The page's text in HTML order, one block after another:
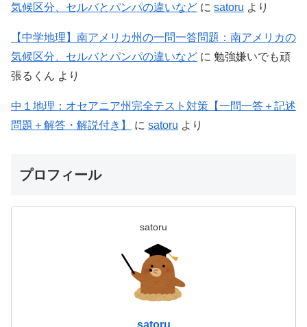
気候区分、セルバとパンパの違いなど に satoru より
【中学地理】南アメリカ州の一問一答問題：南アメリカの
気候区分、セルバとパンパの違いなど に 勉強嫌いでも頑
張るくん より
中１地理：オセアニア州完全テスト対策【一問一答＋記述
問題＋解答・解説付き】
に satoru より
プロフィール
satoru
satoru